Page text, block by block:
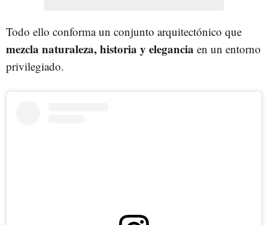
Todo ello conforma un conjunto arquitectónico que
mezcla naturaleza, historia y elegancia en un entorno
privilegiado.